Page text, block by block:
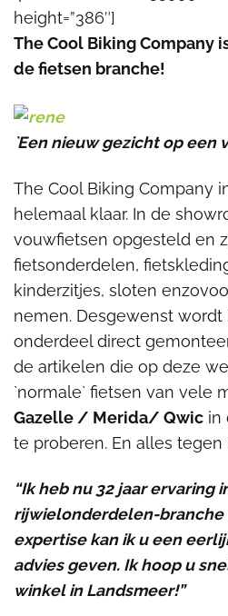
height=”386″]
The Cool Biking Company
de fietsen branche!
`Een nieuw gezicht op een
The Cool Biking Company
helemaal klaar. In de
vouwfietsen opgesteld en
fietsonderdelen,
kinderzitjes, sloten
nemen. Desgewenst
onderdeel direct
de artikelen die op deze
`normale` fietsen van vele
Gazelle / Merida/ Qwic in
te proberen. En alles
“Ik heb nu 32 jaar ervaring
rijwielonderdelen-branche
expertise kan ik u een
advies geven. Ik hoop u
winkel in Landsmeer!”